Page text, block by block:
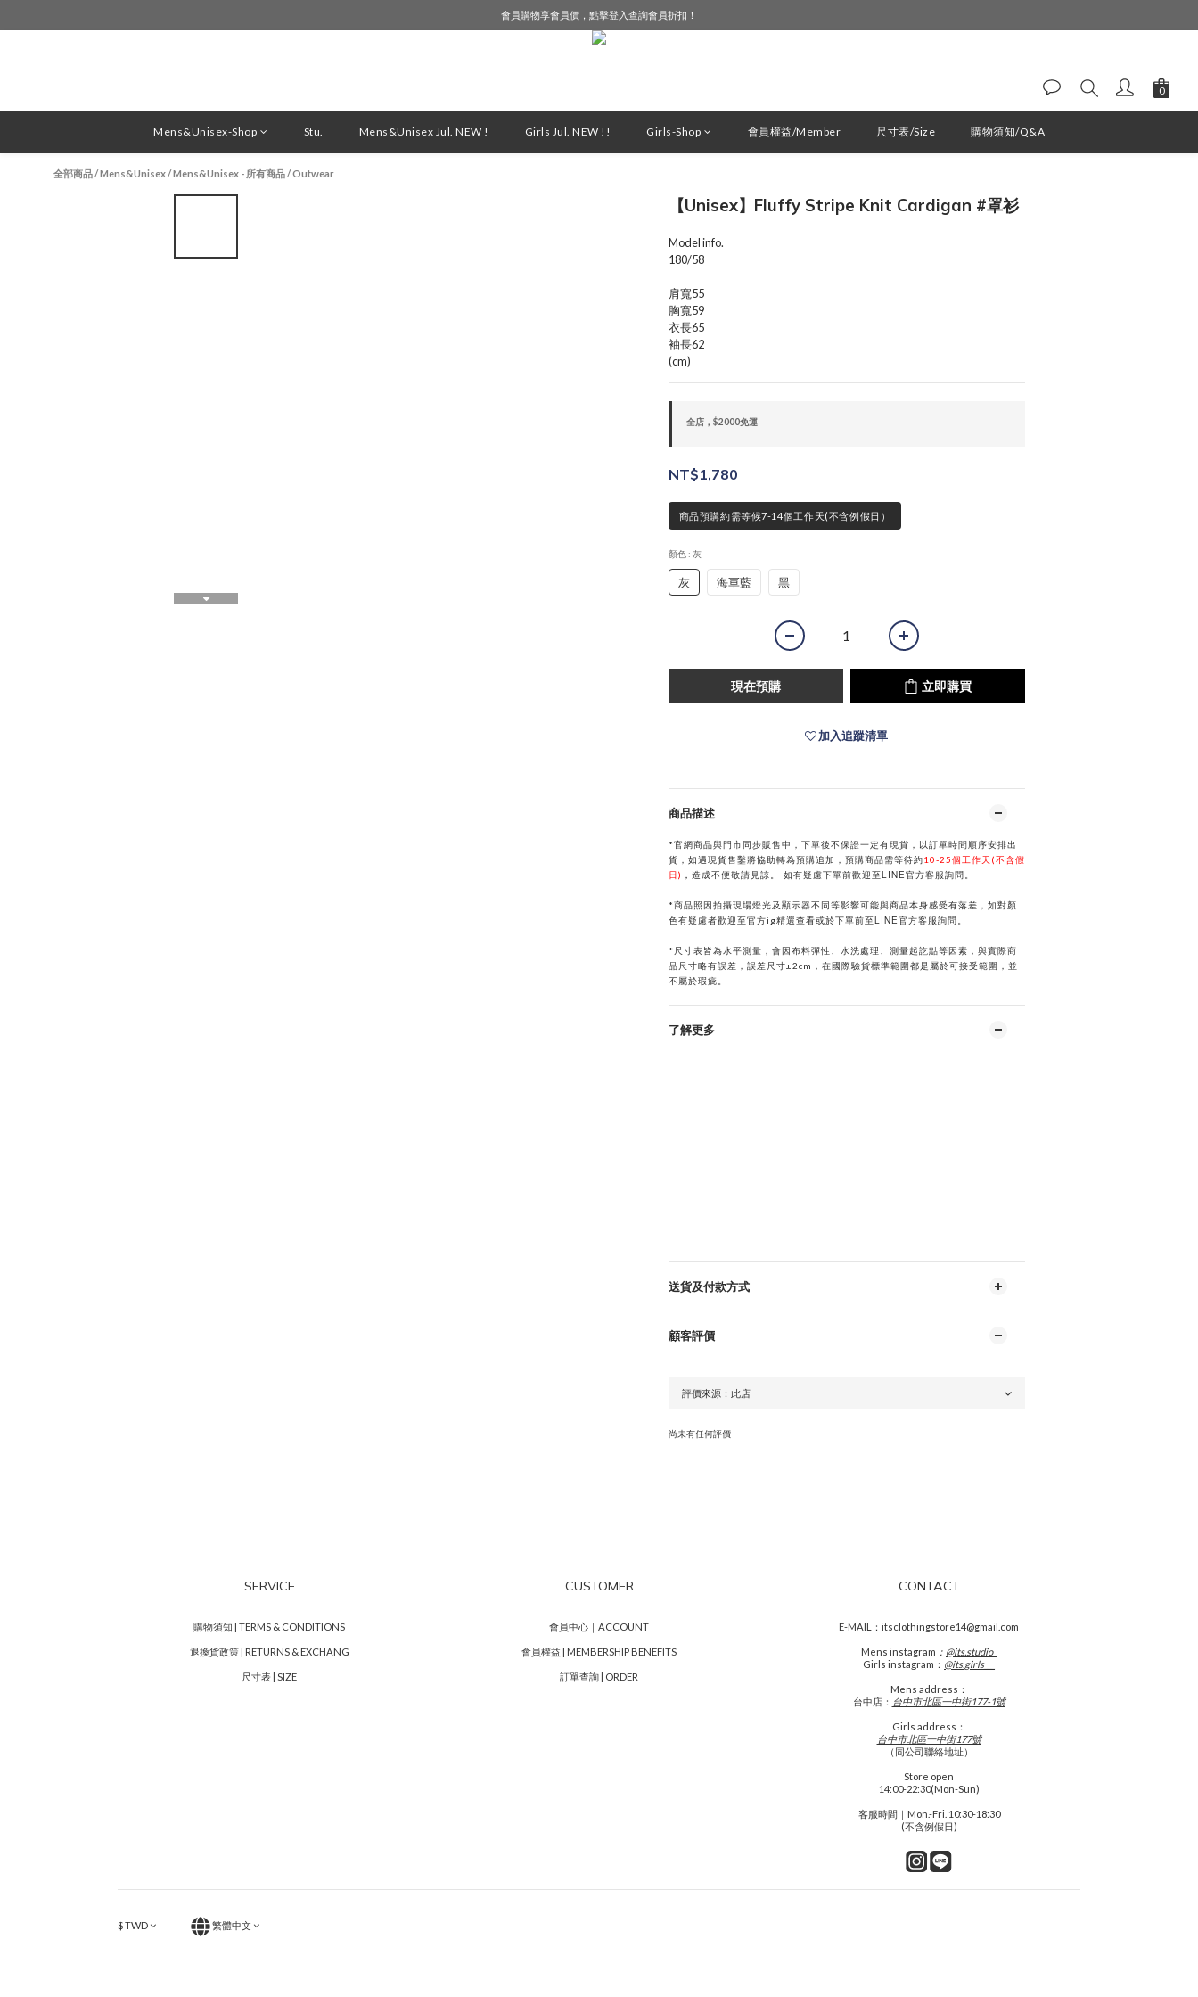
LINE好友募集中，加入就送購物金$50！
會員購物享會員價，點擊登入查詢會員折扣！
LINE好友募集中，加入就送購物金$50！
Mens&Unisex-Shop Stu. Mens&Unisex Jul. NEW ! Girls Jul. NEW !! Girls-Shop 會員權益/Member 尺寸表/Size 購物須知/Q&A
全部商品/Mens&Unisex/Mens&Unisex - 所有商品/Outwear
【Unisex】Fluffy Stripe Knit Cardigan #罩衫
Model info.
180/58
肩寬55
胸寬59
衣長65
袖長62
(cm)
全店，$2000免運
NT$1,780
商品預購約需等候7-14個工作天(不含例假日）
顏色 : 灰
灰 海軍藍 黑
現在預購 立即購買
加入追蹤清單
商品描述
*官網商品與門市同步販售中，下單後不保證一定有現貨，以訂單時間順序安排出
貨，如遇現貨售鑿將協助轉為預購追加，預購商品需等待約10-25個工作天(不含假
日) ， 造成不便敬請見諒。 如有疑慮下單前歡迎至LINE官方客服詢問。
*商品照因拍攝現場燈光及顯示器不同等影響可能與商品本身感受有落差，如對顏
色有疑慮者歡迎至官方ig精選查看或於下單前至LINE官方客服詢問。
* 尺寸表皆為水平測量，會因布料彈性、水洗處理、測量起訖點等因素，與實際商
品尺寸略有誤差，誤差尺寸±2cm，在國際驗貨標準範圍都是屬於可接受範圍，並
不屬於瑕疵。
了解更多
送貨及付款方式
顧客評價
尚未有任何評價
SERVICE
購物須知 | TERMS & CONDITIONS
退換貨政策 | RETURNS & EXCHANG
尺寸表 | SIZE
CUSTOMER
會員中心｜ACCOUNT
會員權益 | MEMBERSHIP BENEFITS
訂單查詢 | ORDER
CONTACT
E-MAIL：itsclothingstore14@gmail.com
Mens instagram ： @its.studio_
Girls instagram： @its.girls___
Mens address：
台中店： 台中市北區一中街177-1號
Girls address：
台中市北區一中街177號
（同公司聯絡地址）
Store open
14:00-22:30(Mon-Sun)
客服時間｜Mon.-Fri. 10:30-18:30
(不含例假日)
$TWD 繁體中文